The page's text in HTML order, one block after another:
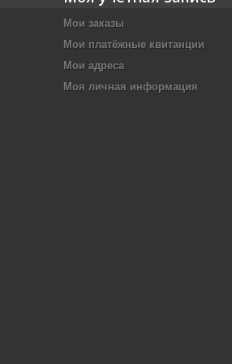
Мои заказы
Мои платёжные квитанции
Мои адреса
Моя личная информация